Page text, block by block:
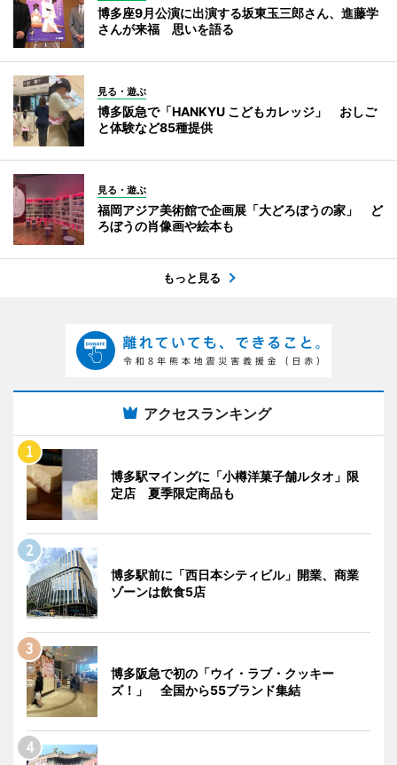
博多座9月公演に出演する坂東玉三郎さん、進藤学
さんが来福 思いを語る
見る・遊ぶ
博多阪急で「HANKYU こどもカレッジ」 おしご
と体験など85種提供
見る・遊ぶ
福岡アジア美術館で企画展「大どろぼうの家」 ど
ろぼうの肖像画や絵本も
もっと見る
アクセスランキング
博多駅マイングに「小樽洋菓子舗ルタオ」限
定店 夏季限定商品も
博多駅前に「西日本シティビル」開業、商業
ゾーンは飲食5店
博多阪急で初の「ウイ・ラブ・クッキー
ズ！」 全国から55ブランド集結